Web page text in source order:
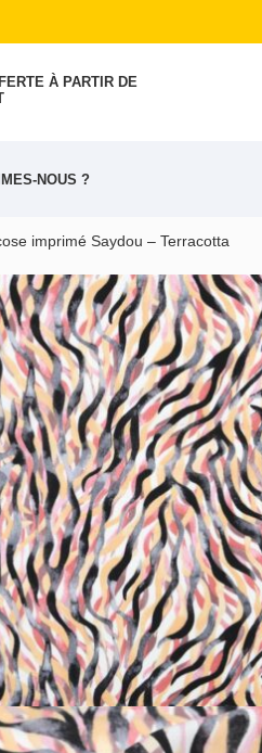
À PARTIR DE
NOUS ?
imprimé Saydou – Terracotta